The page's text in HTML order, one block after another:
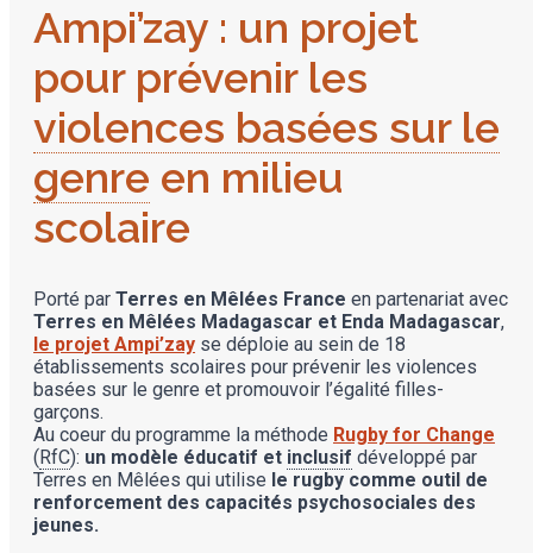
Ampi’zay : un projet
pour prévenir les
violences basées sur le
genre en milieu
scolaire
Porté par Terres en Mêlées France en partenariat avec
Terres en Mêlées Madagascar et Enda Madagascar,
le projet Ampi’zay se déploie au sein de 18
établissements scolaires pour prévenir les violences
basées sur le genre et promouvoir l’égalité filles-
garçons.
Au coeur du programme la méthode Rugby for Change
(RfC): un modèle éducatif et inclusif développé par
Terres en Mêlées qui utilise le rugby comme outil de
renforcement des capacités psychosociales des
jeunes.